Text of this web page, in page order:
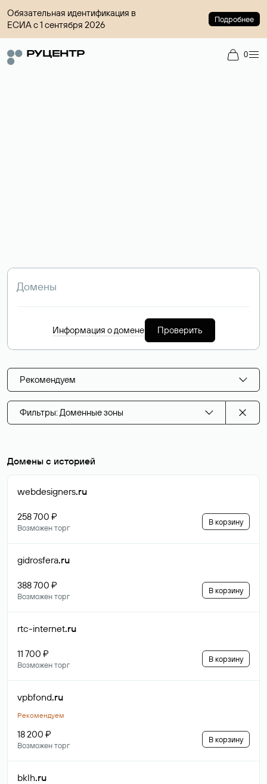
Обязательная идентификация в
ЕСИА с 1 сентября 2026
Подробнее
0
Информация о домене Проверить
Рекомендуем
Фильтры: Доменные зоны
Домены с историей
webdesigners.ru
258 700 ₽
Возможен торг
В корзину
gidrosfera.ru
388 700 ₽
Возможен торг
В корзину
rtc-internet.ru
11 700 ₽
Возможен торг
В корзину
vpbfond.ru
Рекомендуем
18 200 ₽
Возможен торг
В корзину
bklh.ru